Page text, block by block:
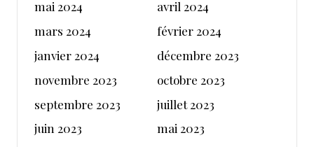
mai 2024
avril 2024
mars 2024
février 2024
janvier 2024
décembre 2023
novembre 2023
octobre 2023
septembre 2023
juillet 2023
juin 2023
mai 2023